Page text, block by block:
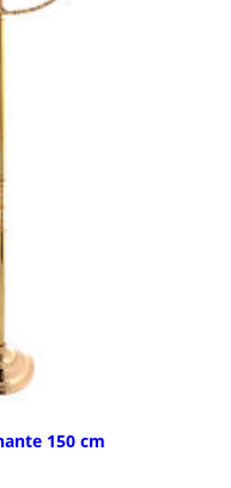
150 cm